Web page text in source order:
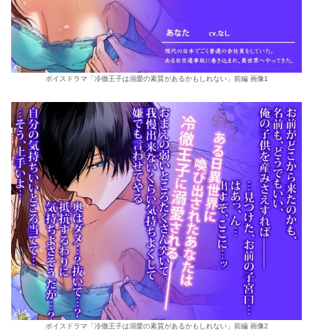
ボイスドラマ「冷徹王子は溺愛の素質があるかもしれない」前編 画像1
ボイスドラマ「冷徹王子は溺愛の素質があるかもしれない」前編 画像2